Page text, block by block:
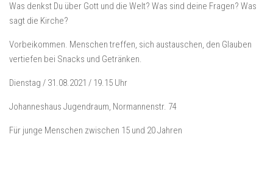
Was denkst Du über Gott und die Welt? Was sind deine Fragen? Was
sagt die Kirche?
Vorbeikommen. Menschen treffen, sich austauschen, den Glauben
vertiefen bei Snacks und Getränken.
Dienstag / 31.08.2021 / 19.15 Uhr
Johanneshaus Jugendraum, Normannenstr. 74
Für junge Menschen zwischen 15 und 20 Jahren